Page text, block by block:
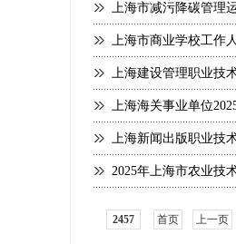
上海市减污降碳管理
上海市商业学校工作
上海建设管理职业技
上海海关事业单位
上海新闻出版职业技
2025年上海市农业技
2457 首页 上一页